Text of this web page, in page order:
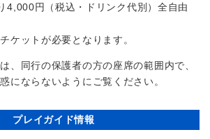
4,000円（税込・ドリンク代別）全自由
ケットが必要となります。
、同行の保護者の方の座席の範囲内で、
にならないようにご覧ください。
プレイガイド情報